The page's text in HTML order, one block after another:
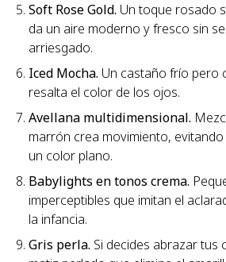
Soft Rose Gold. Un toque rosado
da un aire moderno y fresco sin
arriesgado.
Iced Mocha. Un castaño frío pero
resalta el color de los ojos.
Avellana multidimensional.
marrón crea movimiento,
un color plano.
Babylights en tonos crema.
imperceptibles que imitan el
la infancia.
Gris perla. Si decides abrazar tus